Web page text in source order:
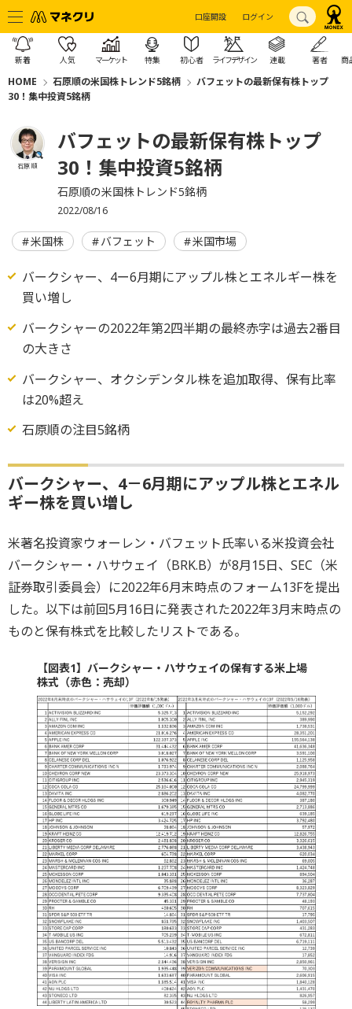
口座開設 ログイン
新着 人気 マーケット 特集 初心者 ライフデザイン 連載 著者 商
HOME 石原順の米国株トレンド5銘柄
バフェットの最新保有株トップ
30！集中投資5銘柄
石原 順
バフェットの最新保有株トップ
30！集中投資5銘柄
石原順の米国株トレンド5銘柄
2022/08/16
米国株 バフェット 米国市場
バークシャー、4ー6月期にアップル株とエネルギー株を
買い増し
バークシャーの2022年第2四半期の最終赤字は過去2番目
の大きさ
バークシャー、オクシデンタル株を追加取得、保有比率
は20%超え
石原順の注目5銘柄
バークシャー、4－6月期にアップル株とエネル
ギー株を買い増し
米著名投資家ウォーレン・バフェット氏率いる米投資会社
バークシャー・ハサウェイ（BRK.B）が8月15日、SEC（米
証券取引委員会）に2022年6月末時点のフォーム13Fを提出
した。以下は前回5月16日に発表された2022年3月末時点の
ものと保有株式を比較したリストである。
【図表1】バークシャー・ハサウェイの保有する米上場
株式（赤色：売却）